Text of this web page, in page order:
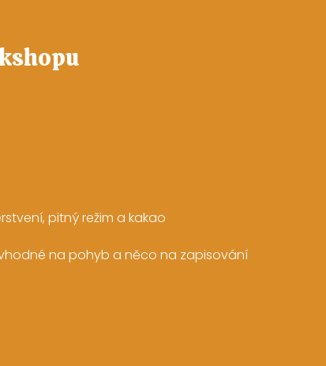
pitný režim a kakao
na pohyb a něco na zapisování